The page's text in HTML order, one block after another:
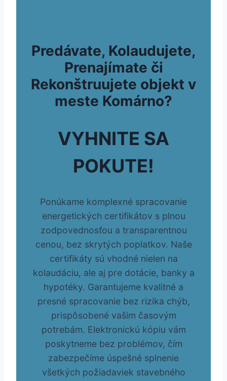
Predávate, Kolaudujete,
Prenajímate či
Rekonštruujete objekt v
meste Komárno?
VYHNITE SA
POKUTE!
Ponúkame komplexné spracovanie
energetických certifikátov s plnou
zodpovednosťou a transparentnou
cenou, bez skrytých poplatkov. Naše
certifikáty sú vhodné nielen na
kolaudáciu, ale aj pre dotácie, banky a
hypotéky. Garantujeme kvalitné a
presné spracovanie bez rizika chýb,
prispôsobené vašim časovým
potrebám. Elektronickú kópiu vám
poskytneme bez problémov, čím
zabezpečíme úspešné splnenie
všetkých požiadaviek stavebného